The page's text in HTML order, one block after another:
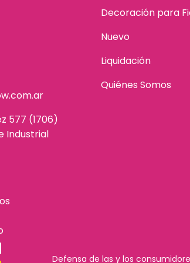
577 (1706)
Industrial
Decoración para
Nuevo
Liquidación
Quiénes Somos
Defensa de las y los